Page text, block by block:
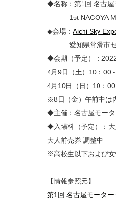
◆名称：第1回 名古屋
1st NAGOYA
◆会場： Aichi Sky
愛知県常滑市セ
◆会期（予定）：
4月9日（土）10：00
4月10日（日）10：
※8日（金）午前中は
◆主催：名古屋モータ
◆入場料（予定）：大
大人前売券 調整中
※高校生以下および
【情報参照元】
第1回 名古屋モーター